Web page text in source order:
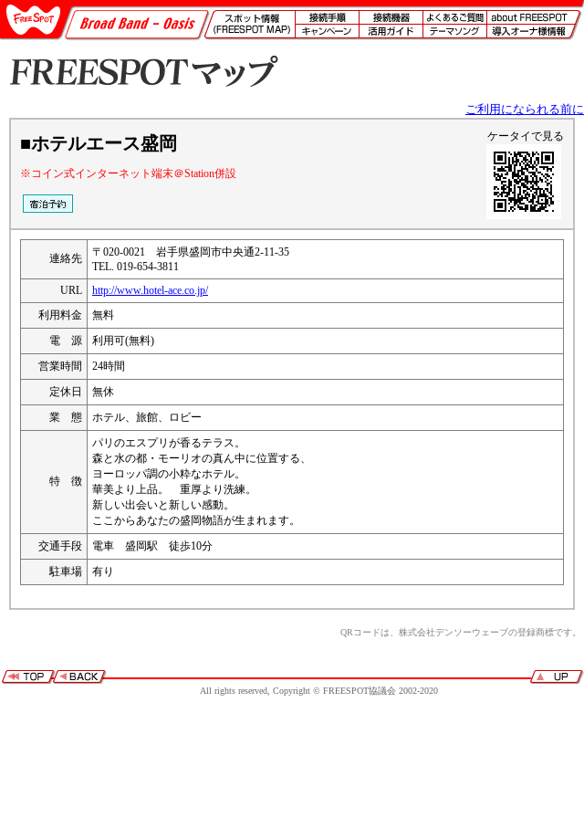
ご利用になられる前に
■ホテルエース盛岡 ケータイで見る
※コイン式インターネット端末＠Station併設
連絡先
〒020-0021 岩手県盛岡市中央通2-11-35
TEL. 019-654-3811
URL
http://www.hotel-ace.co.jp/
利用料金
無料
電 源
利用可(無料)
営業時間
24時間
定休日
無休
業 態
ホテル、旅館、ロビー
特 徴
パリのエスプリが香るテラス。
森と水の都・モーリオの真ん中に位置する、
ヨーロッパ調の小粋なホテル。
華美より上品。 重厚より洗練。
新しい出会いと新しい感動。
ここからあなたの盛岡物語が生まれます。
交通手段
電車 盛岡駅 徒歩10分
駐車場
有り
QRコードは、株式会社デンソーウェーブの登録商標です。
All rights reserved, Copyright © FREESPOT協議会 2002-2020